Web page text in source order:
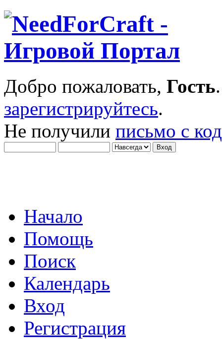
Добро пожаловать, Гость
зарегистрируйтесь.
Не получили письмо с
Начало
Помощь
Поиск
Календарь
Вход
Регистрация